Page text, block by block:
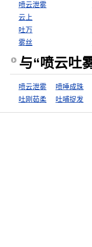
喷云泄雾
云上
吐万
雾丝
与“喷云吐
喷云泄雾 喷唾成珠
吐刚茹柔
吐哺捉发